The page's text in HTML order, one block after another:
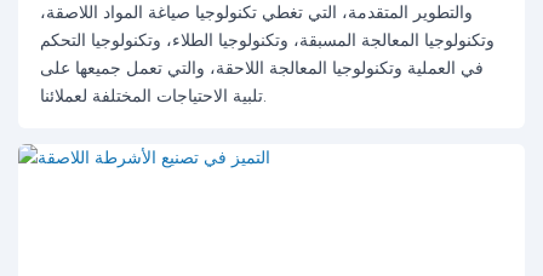
والتطوير المتقدمة، التي تغطي تكنولوجيا صياغة المواد اللاصقة،
وتكنولوجيا المعالجة المسبقة، وتكنولوجيا الطلاء، وتكنولوجيا التحكم
في العملية وتكنولوجيا المعالجة اللاحقة، والتي تعمل جميعها على
تلبية الاحتياجات المختلفة لعملائنا.